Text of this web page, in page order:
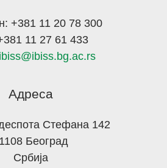
+381 11 20 78 300
11 27 61 433
ibiss@ibiss.bg.ac.rs
Адреса
Стефана 142
Београд
Србија